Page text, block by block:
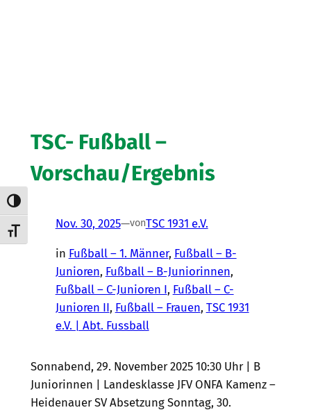
Umschalten auf hohe Kontraste
Schrift vergrößern
TSC- Fußball –
Vorschau/Ergebnis
Nov. 30, 2025—vonTSC 1931 e.V.
in Fußball – 1. Männer, Fußball – B-
Junioren, Fußball – B-Juniorinnen ,
Fußball – C-Junioren I, Fußball – C-
Junioren II, Fußball – Frauen, TSC 1931
e.V. | Abt. Fussball
Sonnabend, 29. November 2025 10:30 Uhr | B
Juniorinnen | Landesklasse JFV ONFA Kamenz –
Heidenauer SV Absetzung Sonntag, 30.